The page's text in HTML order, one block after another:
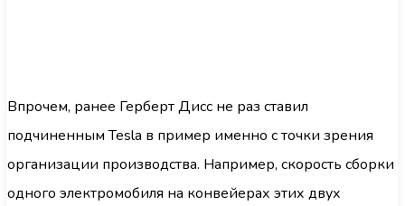
Впрочем, ранее Герберт Дисс не раз ставил
подчиненным Tesla в пример именно с точки зрения
организации производства. Например, скорость сборки
одного электромобиля на конвейерах этих двух